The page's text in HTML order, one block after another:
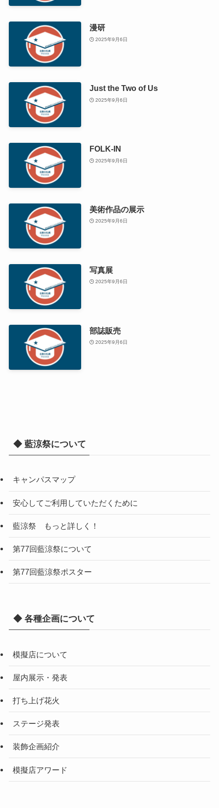
漫研
2025年9月6日
Just the Two of Us
2025年9月6日
FOLK-IN
2025年9月6日
美術作品の展示
2025年9月6日
写真展
2025年9月6日
部誌販売
2025年9月6日
◆ 藍涼祭について
キャンパスマップ
安心してご利用していただくために
藍涼祭 もっと詳しく！
第77回藍涼祭について
第77回藍涼祭ポスター
◆ 各種企画について
模擬店について
屋内展示・発表
打ち上げ花火
ステージ発表
装飾企画紹介
模擬店アワード